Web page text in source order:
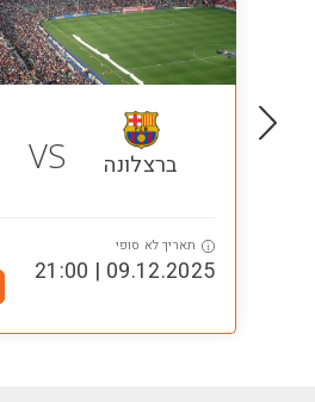
ברצלונה VS
i תאריך לא סופי
09.12.2025 | 21:00